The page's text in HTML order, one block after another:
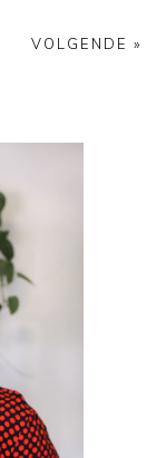
VOLGENDE »